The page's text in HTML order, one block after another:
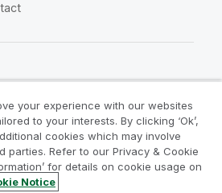
Condiciones del producto
Política legal
Marcas comerciales
your experience with our websites
to your interests. By clicking ‘Ok’,
cookies which may involve
parties. Refer to our Privacy & Cookie
for details on cookie usage on
Notice